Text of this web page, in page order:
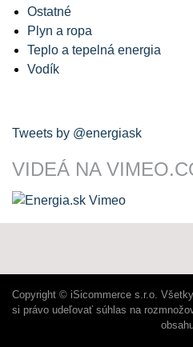
Ostatné
Plyn a ropa
Teplo a tepelná energia
Vodík
Tweets by @energiask
VIDEÁ NA
Copyright © iSicommerce s.r.o.
si právo udeľovať súhlas na